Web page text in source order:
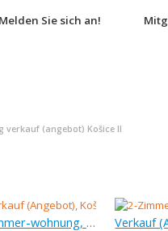
Melden Sie sich an!
verkauf (angebot) Košice II
Verkauf (Angebot), 2-zimmer-wohnung, 61 m